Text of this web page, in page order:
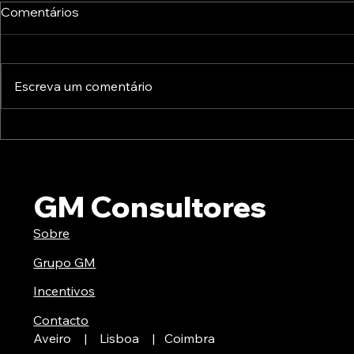
Comentários
Escreva um comentário
GM Consultores
Sobre
Grupo GM
Incentivos
Contacto
Aveiro | Lisboa | Coimbra